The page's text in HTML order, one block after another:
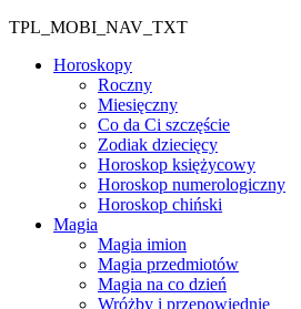
TPL_MOBI_NAV_TXT
Horoskopy
Roczny
Miesięczny
Co da Ci szczęście
Zodiak dziecięcy
Horoskop księżycowy
Horoskop numerologiczny
Horoskop chiński
Magia
Magia imion
Magia przedmiotów
Magia na co dzień
Wróżby i przepowiednie